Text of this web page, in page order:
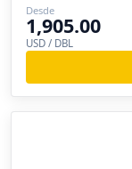
Desde
1,905.00
USD / DBL